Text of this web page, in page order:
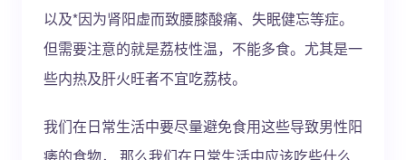
以及*因为肾阳虚而致腰膝酸痛、失眠健忘等症。
但需要注意的就是荔枝性温，不能多食。尤其是一
些内热及肝火旺者不宜吃荔枝。
我们在日常生活中要尽量避免食用这些导致男性阳